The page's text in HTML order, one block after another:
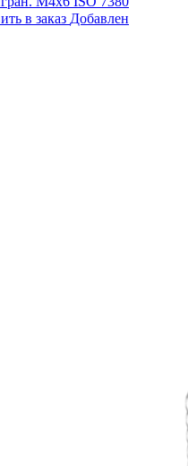
в заказ Добавлен